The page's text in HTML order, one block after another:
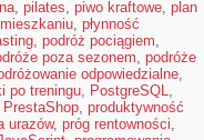
, pilates, piwo kraftowe, plan
, płynność
, podróż pociągiem,
poza sezonem, podróże
odpowiedzialne,
po treningu, PostgreSQL,
PrestaShop, produktywność
urazów, próg rentowności,